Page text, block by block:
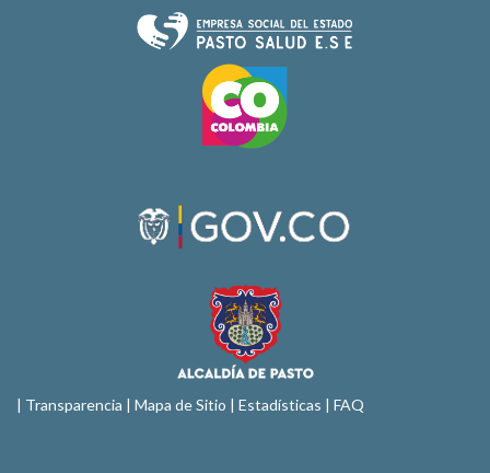
| Transparencia | Mapa de Sitio | Estadísticas | FAQ